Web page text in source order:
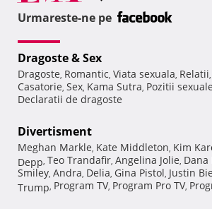
Urmareste-ne pe
Dragoste & Sex
Dragoste, Romantic, Viata sexuala, Relatii,
Casatorie, Sex, Kama Sutra, Pozitii
Declaratii de dragoste
Divertisment
Meghan Markle, Kate Middleton, Kim
Depp, Teo Trandafir, Angelina Jolie, Dana
Smiley, Andra, Delia, Gina Pistol, Justin
Trump, Program TV, Program Pro TV,